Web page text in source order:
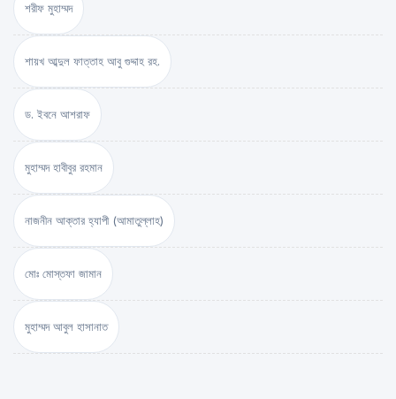
শরীফ মুহাম্মদ
শায়খ আব্দুল ফাত্তাহ আবু গুদ্দাহ রহ.
ড. ইবনে আশরাফ
মুহাম্মদ হাবীবুর রহমান
নাজনীন আক্তার হ্যাপী (আমাতুল্লাহ)
মোঃ মোস্তফা জামান
মুহাম্মদ আবুল হাসানাত